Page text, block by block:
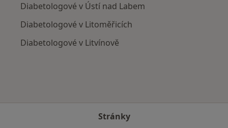
Diabetologové v Ústí nad Labem
Diabetologové v Litoměřicích
Diabetologové v Litvínově
Stránky